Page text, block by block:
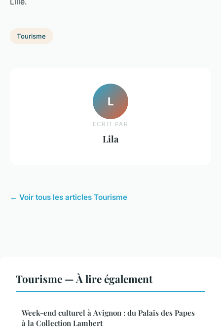
Tourisme
L
ECRIT PAR
Lila
← Voir tous les articles Tourisme
Tourisme — À lire également
Week-end culturel à Avignon : du Palais des Papes
à la Collection Lambert